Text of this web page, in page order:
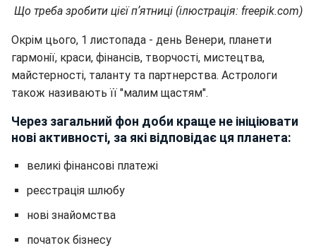
Що треба зробити цієї пʼятниці (ілюстрація: freepik.com)
Окрім цього, 1 листопада - день Венери, планети
гармонії, краси, фінансів, творчості, мистецтва,
майстерності, таланту та партнерства. Астрологи
також називають її "малим щастям".
Через загальний фон доби краще не ініціювати
нові активності, за які відповідає ця планета:
великі фінансові платежі
реєстрація шлюбу
нові знайомства
початок бізнесу